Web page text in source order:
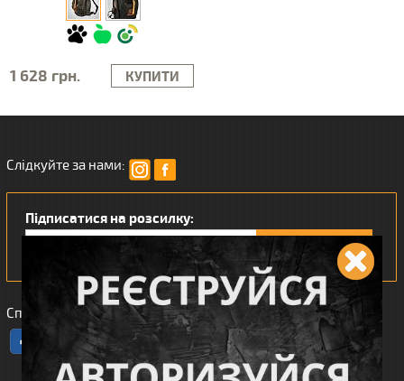
1 628 грн. КУПИТИ
Слідкуйте за нами:
Підписатися на розсилку:
Сподобався наш інтернет магазин?